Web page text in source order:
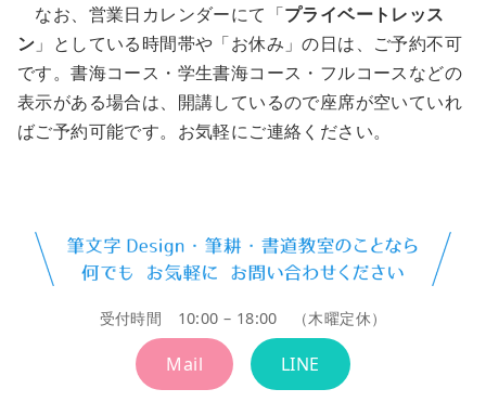
なお、営業日カレンダーにて「プライベートレッス
ン 」としている時間帯や「お休み」の日は、ご予約不可
です。書海コース・学生書海コース・フルコースなどの
表示がある場合は、開講しているので座席が空いていれ
ばご予約可能です。お気軽にご連絡ください。
受付時間 10:00 – 18:00 （木曜定休）
Mail LINE